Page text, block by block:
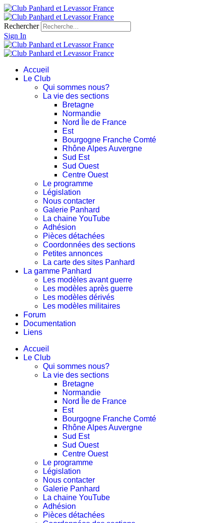
Rechercher
Sign In
Accueil
Le Club
Qui sommes nous?
La vie des sections
Bretagne
Normandie
Nord Île de France
Est
Bourgogne Franche Comté
Rhône Alpes Auvergne
Sud Est
Sud Ouest
Centre Ouest
Le programme
Législation
Nous contacter
Galerie Panhard
La chaine YouTube
Adhésion
Pièces détachées
Coordonnées des sections
Petites annonces
La carte des sites Panhard
La gamme Panhard
Les modèles avant guerre
Les modèles après guerre
Les modèles dérivés
Les modèles militaires
Forum
Documentation
Liens
Accueil
Le Club
Qui sommes nous?
La vie des sections
Bretagne
Normandie
Nord Île de France
Est
Bourgogne Franche Comté
Rhône Alpes Auvergne
Sud Est
Sud Ouest
Centre Ouest
Le programme
Législation
Nous contacter
Galerie Panhard
La chaine YouTube
Adhésion
Pièces détachées